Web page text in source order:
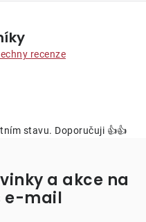
recenze
stavu. Doporučuji 👍👍
a akce na
e-mail